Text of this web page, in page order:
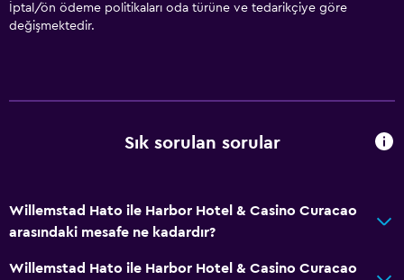
İptal/ön ödeme politikaları oda türüne ve tedarikçiye göre
değişmektedir.
Sık sorulan sorular
Willemstad Hato ile Harbor Hotel & Casino Curacao
arasındaki mesafe ne kadardır?
Willemstad Hato ile Harbor Hotel & Casino Curacao